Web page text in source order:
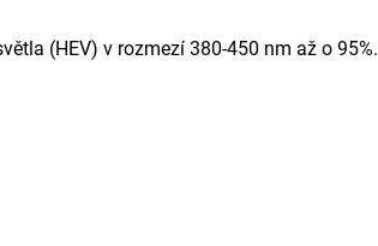
(HEV) v rozmezí 380-450 nm až o 95%.